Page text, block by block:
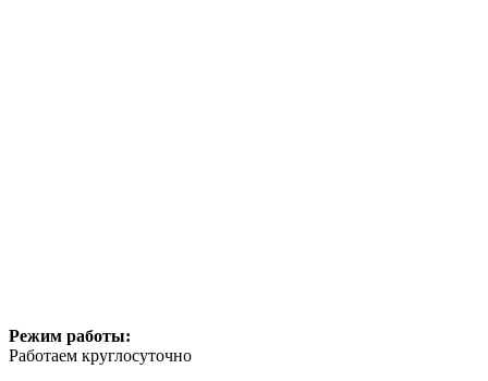
Режим работы:
Работаем круглосуточно